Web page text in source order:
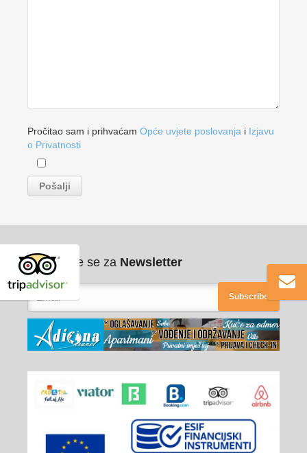
Pročitao sam i prihvaćam Opće uvjete poslovanja i Izjavu
o Privatnosti
Pribilježite se za Newsletter
Subscribe